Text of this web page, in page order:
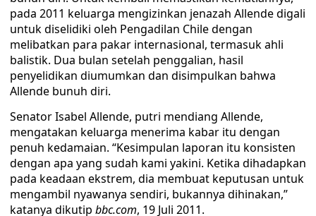
pada 2011 keluarga mengizinkan jenazah Allende digali
untuk diselidiki oleh Pengadilan Chile dengan
melibatkan para pakar internasional, termasuk ahli
balistik. Dua bulan setelah penggalian, hasil
penyelidikan diumumkan dan disimpulkan bahwa
Allende bunuh diri.
Senator Isabel Allende, putri mendiang Allende,
mengatakan keluarga menerima kabar itu dengan
penuh kedamaian. “Kesimpulan laporan itu konsisten
dengan apa yang sudah kami yakini. Ketika dihadapkan
pada keadaan ekstrem, dia membuat keputusan untuk
mengambil nyawanya sendiri, bukannya dihinakan,”
katanya dikutip bbc.com, 19 Juli 2011.